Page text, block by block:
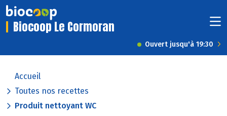
Biocoop Le Cormoran
Ouvert jusqu'à 19:30
Accueil
Toutes nos recettes
Produit nettoyant WC